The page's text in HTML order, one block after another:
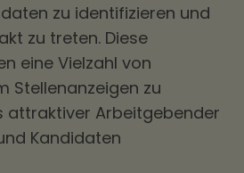
zu identifizieren und
zu treten. Diese
eine Vielzahl von
Stellenanzeigen zu
attraktiver Arbeitgebender
Kandidaten